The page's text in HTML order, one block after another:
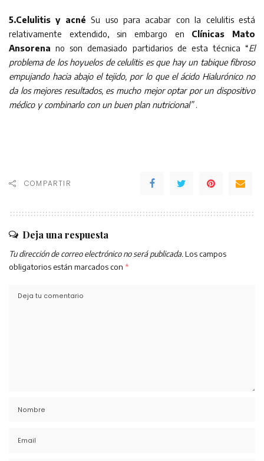
5.Celulitis y acné Su uso para acabar con la celulitis está
relativamente extendido, sin embargo en Clínicas Mato
Ansorena no son demasiado partidarios de esta técnica “El
problema de los hoyuelos de celulitis es que hay un tabique fibroso
empujando hacia abajo el tejido, por lo que el ácido Hialurónico no
da los mejores resultados, es mucho mejor optar por un dispositivo
médico y combinarlo con un buen plan nutricional”.
COMPARTIR
Deja una respuesta
Tu dirección de correo electrónico no será publicada. Los campos
obligatorios están marcados con *